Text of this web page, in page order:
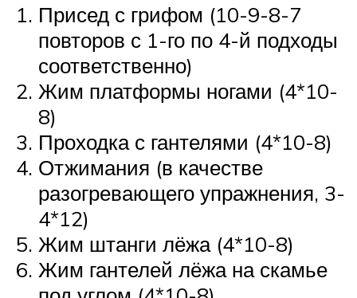
Присед с грифом (10-9-8-7
повторов с 1-го по 4-й подходы
соответственно)
Жим платформы ногами (4*10-
8)
Проходка с гантелями (4*10-8)
Отжимания (в качестве
разогревающего упражнения, 3-
4*12)
Жим штанги лёжа (4*10-8)
Жим гантелей лёжа на скамье